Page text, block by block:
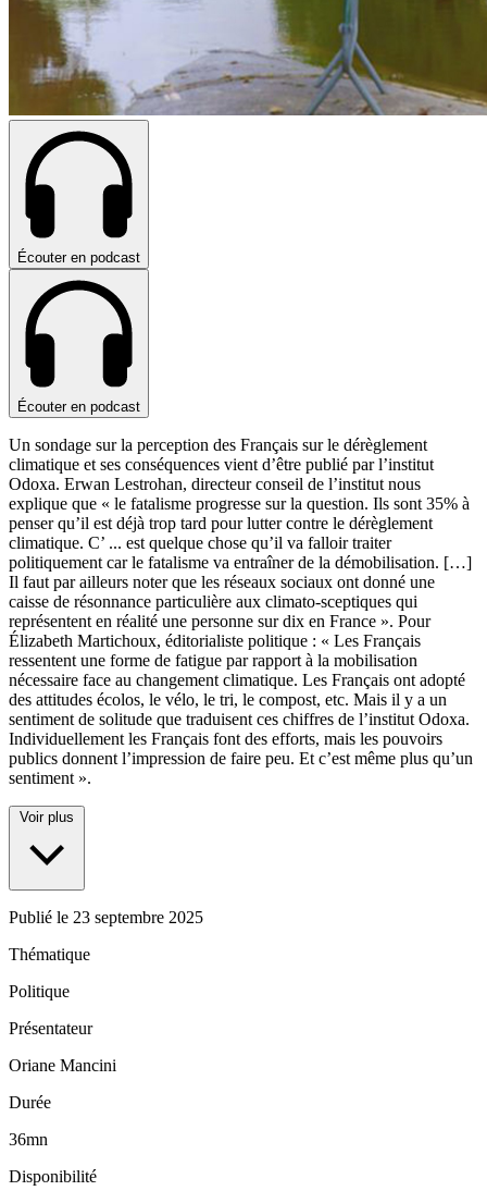
Écouter en podcast
Écouter en podcast
Un sondage sur la perception des Français sur le dérèglement
climatique et ses conséquences vient d’être publié par l’institut
Odoxa. Erwan Lestrohan, directeur conseil de l’institut nous
explique que « le fatalisme progresse sur la question. Ils sont 35% à
penser qu’il est déjà trop tard pour lutter contre le dérèglement
climatique. C’ ... est quelque chose qu’il va falloir traiter
politiquement car le fatalisme va entraîner de la démobilisation. […]
Il faut par ailleurs noter que les réseaux sociaux ont donné une
caisse de résonnance particulière aux climato-sceptiques qui
représentent en réalité une personne sur dix en France ». Pour
Élizabeth Martichoux, éditorialiste politique : « Les Français
ressentent une forme de fatigue par rapport à la mobilisation
nécessaire face au changement climatique. Les Français ont adopté
des attitudes écolos, le vélo, le tri, le compost, etc. Mais il y a un
sentiment de solitude que traduisent ces chiffres de l’institut Odoxa.
Individuellement les Français font des efforts, mais les pouvoirs
publics donnent l’impression de faire peu. Et c’est même plus qu’un
sentiment ».
Voir plus
Publié le 23 septembre 2025
Thématique
Politique
Présentateur
Oriane Mancini
Durée
36mn
Disponibilité